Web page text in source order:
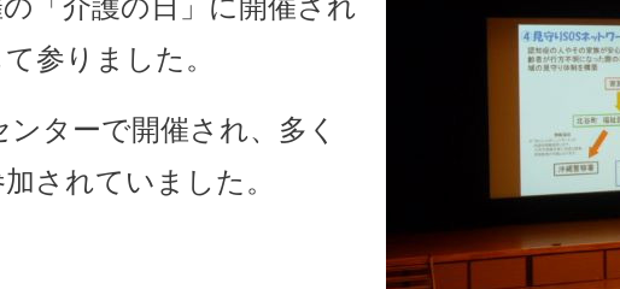
「介護の日」に開催され
参りました。
ターで開催され、多く
されていました。